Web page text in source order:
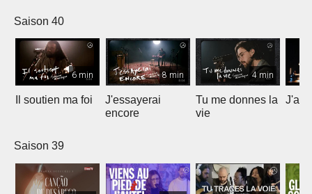
Saison 40
6 min
Il soutien ma foi
8 min
J'essayerai
encore
4 min
Tu me donnes la
vie
J'ai
Saison 39